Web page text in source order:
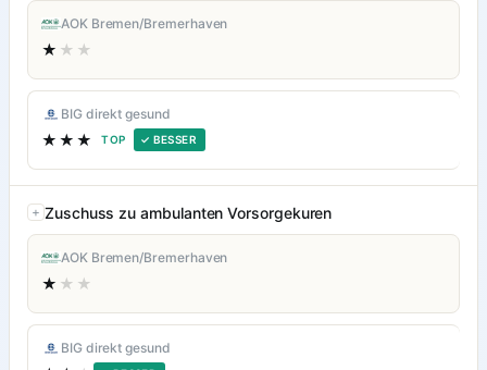
AOK Bremen/Bremerhaven
★ ★★
BIG direkt gesund
★★★ TOP ✓ BESSER
Zuschuss zu ambulanten Vorsorgekuren
AOK Bremen/Bremerhaven
★ ★★
BIG direkt gesund